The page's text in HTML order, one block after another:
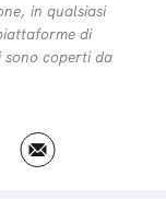
in qualsiasi
di
coperti da